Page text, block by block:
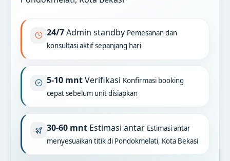
24/7Admin standby Pemesanan dan
konsultasi aktif sepanjang hari
5-10 mntVerifikasi Konfirmasi booking
cepat sebelum unit disiapkan
30-60 mnt Estimasi antar Estimasi antar
menyesuaikan titik di Pondokmelati, Kota Bekasi